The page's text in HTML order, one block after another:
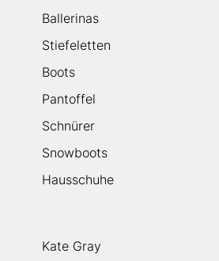
Ballerinas
Stiefeletten
Boots
Pantoffel
Schnürer
Snowboots
Hausschuhe
Kate Gray